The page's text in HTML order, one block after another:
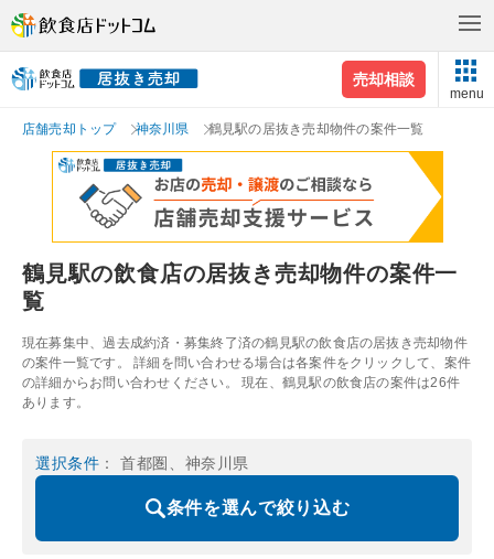
売却相談
menu
店舗売却トップ 神奈川県 鶴見駅の居抜き売却物件の案件一覧
鶴見駅の飲食店の居抜き売却物件の案件一
覧
現在募集中、過去成約済・募集終了済の鶴見駅の飲食店の居抜き売却物件
の案件一覧です。 詳細を問い合わせる場合は各案件をクリックして、案件
の詳細からお問い合わせください。 現在、鶴見駅の飲食店の案件は26件
あります。
選択条件 ： 首都圏、神奈川県
条件を選んで絞り込む